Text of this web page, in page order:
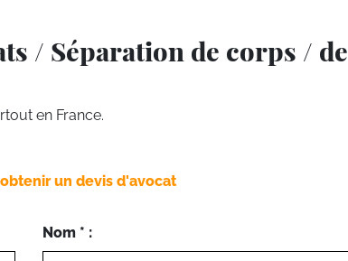
/ Séparation de corps / de
en France.
un devis d'avocat
Nom * :